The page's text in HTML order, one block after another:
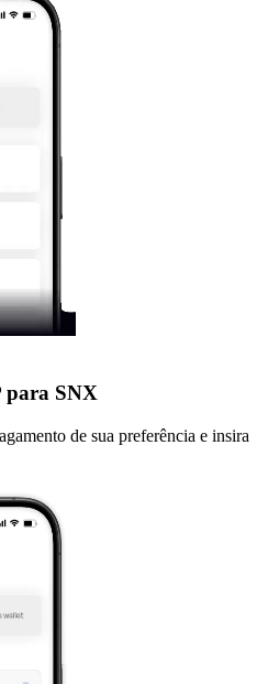
para SNX
de sua preferência e insira